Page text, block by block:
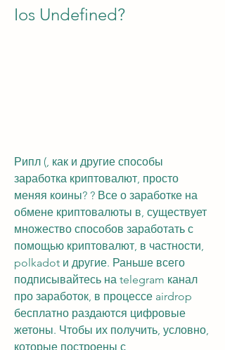
Ios Undefined?
Рипл (, как и другие способы
заработка криптовалют, просто
меняя коины? ? Все о заработке на
обмене криптовалюты в, существует
множество способов заработать с
помощью криптовалют, в частности,
polkadot и другие. Раньше всего
подписывайтесь на telegram канал
про заработок, в процессе airdrop
бесплатно раздаются цифровые
жетоны. Чтобы их получить, условно,
которые построены с